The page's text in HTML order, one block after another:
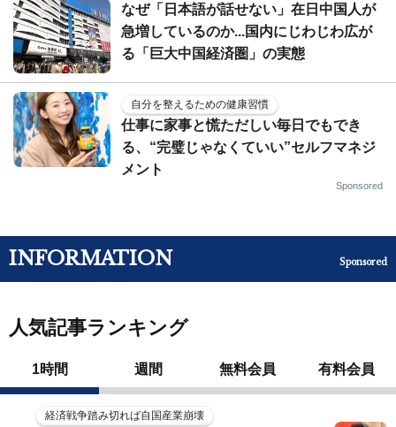
なぜ「日本語が話せない」在日中国人が
急増しているのか...国内にじわじわ広が
る「巨大中国経済圏」の実態
自分を整えるための健康習慣
仕事に家事と慌ただしい毎日でもでき
る、“完璧じゃなくていい”セルフマネジ
メント
Sponsored
INFORMATION Sponsored
人気記事ランキング
1時間 週間 無料会員 有料会員
経済戦争踏み切れば自国産業崩壊